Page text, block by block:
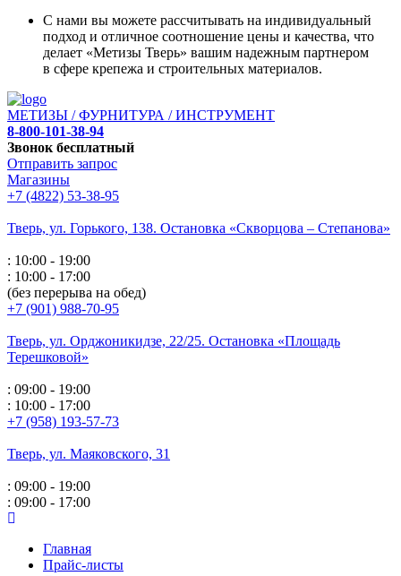
С нами вы можете рассчитывать на индивидуальный
подход и отличное соотношение цены и качества, что
делает «Метизы Тверь» вашим надежным партнером
в сфере крепежа и строительных материалов.
МЕТИЗЫ / ФУРНИТУРА / ИНСТРУМЕНТ
8-800-101-38-94
Звонок бесплатный
Отправить запрос
Магазины
+7 (4822) 53-38-95
Тверь, ул. Горького, 138. Остановка «Скворцова – Степанова»
: 10:00 - 19:00
: 10:00 - 17:00
(без перерыва на обед)
+7 (901) 988-70-95
Тверь, ул. Орджоникидзе, 22/25. Остановка «Площадь
Терешковой»
: 09:00 - 19:00
: 10:00 - 17:00
+7 (958) 193-57-73
Тверь, ул. Маяковского, 31
: 09:00 - 19:00
: 09:00 - 17:00
Главная
Прайс-листы